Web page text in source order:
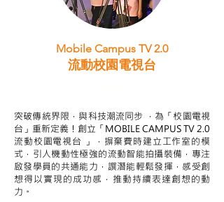
Mobile Campus TV 2.0
流動校園電視台
突破傳統界限，與科技潮流同步 ，為「校園電視
台」重新定義！創立「MOBILE CAMPUS TV 2.0
流動校園電視台 」，摒棄費時建立工作室的模
式，引人機動性極強的流動智能拍攝裝備，專注
啟發學員的共通能力，譔潛能輕鬆發揮，感受創
想得以實現的成功感，推動持續表達創想的動
力。